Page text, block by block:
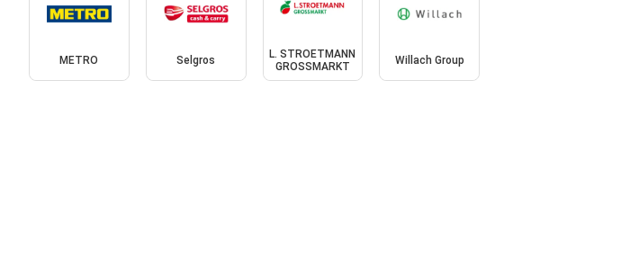
METRO Selgros
L. STROETMANN
GROSSMARKT
Willach Group